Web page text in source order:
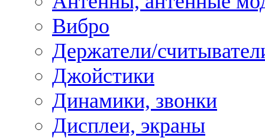
Вибро
Держатели/
Джойстики
Динамики, звонки
Дисплеи, экраны